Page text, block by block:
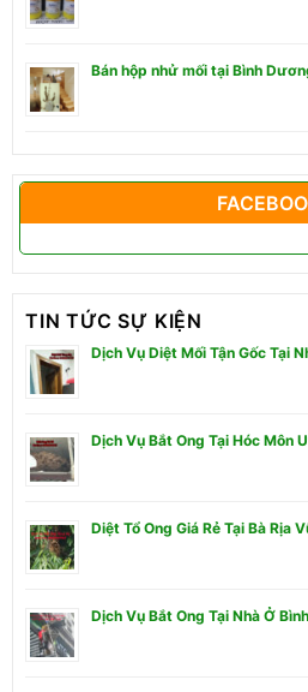
Bán hộp nhử mối tại Bình
TIN TỨC SỰ KIỆN
Dịch Vụ Diệt Mối Tận Gốc Tại
Dịch Vụ Bắt Ong Tại Hóc Môn
Diệt Tổ Ong Giá Rẻ Tại Bà Rịa
Dịch Vụ Bắt Ong Tại Nhà Ở